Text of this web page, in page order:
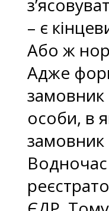
– є
Або ж
Адже
особи, в
Водночас